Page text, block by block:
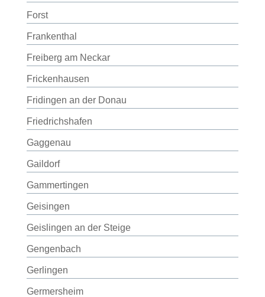
Forst
Frankenthal
Freiberg am Neckar
Frickenhausen
Fridingen an der Donau
Friedrichshafen
Gaggenau
Gaildorf
Gammertingen
Geisingen
Geislingen an der Steige
Gengenbach
Gerlingen
Germersheim